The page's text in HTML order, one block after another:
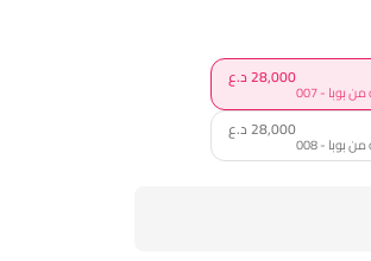
28,000 د.ع
28,000 د.ع